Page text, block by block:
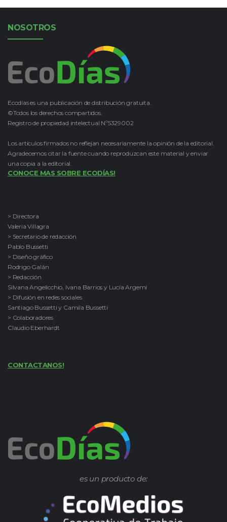
NOSOTROS
Ecodías es una publicación de distribución gratuita.
©Todos los derechos compartidos.
Registro de propiedad intelectual Nº5329002
Los artículos firmados no reflejan necesariamente la opinión de la editorial.
Agradecemos citar la fuente cuando reproduzcan este material y enviar
una copia a la editorial.
CONOCE MAS SOBRE ECODÍAS!
> Directora
Valeria Villagra
> Secretario de redacción
Pablo Bussetti
> Diseño gráfico
Rodrigo Galán
> Redacción
Silvana Angelicchio, Ivana Barrios y Lucía Argemi
> Difusión en redes sociales
Santiago Bussetti y Camila Bussetti
> Colaboradores
Claudio Eberhardt
CONTACTANOS!
es un producto de: